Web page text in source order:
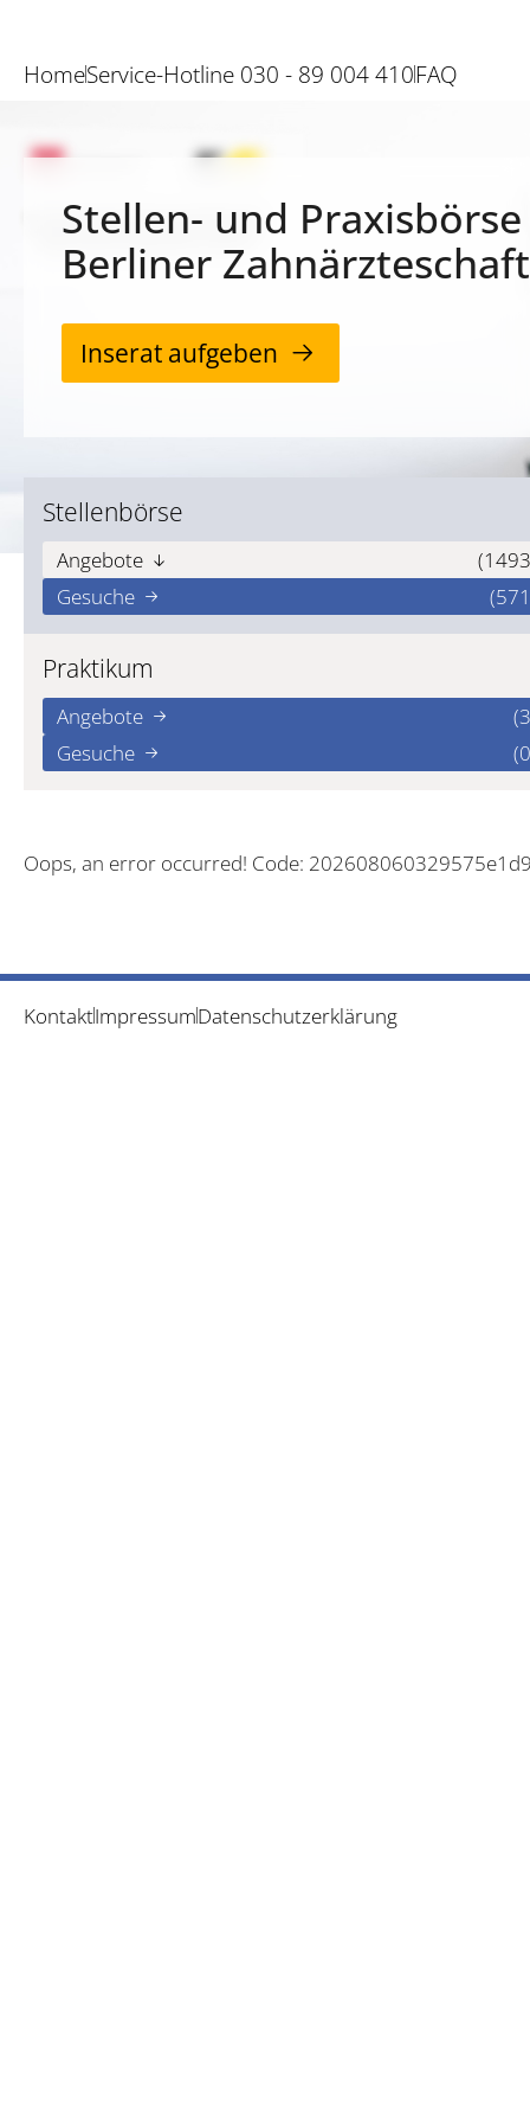
HomeService-Hotline 030 - 89 004 410FAQ
Stellen- und
Berliner Zahnärzteschaft
Inserat aufgeben
Stellenbörse
Angebote
Gesuche
Praktikum
Angebote
Gesuche
Oops, an error occurred! Code:
KontaktImpressumDatenschutzerklärung